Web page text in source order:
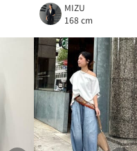
MIZU
168 cm